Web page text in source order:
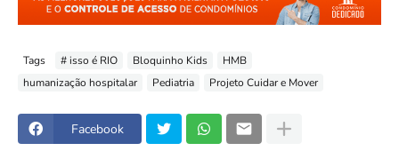
Tags # isso é RIO Bloquinho Kids
HMB
humanização hospitalar
Pediatria Projeto Cuidar e Mover
Facebook